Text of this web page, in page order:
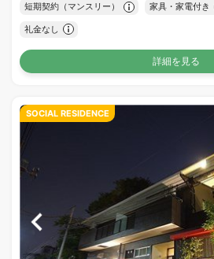
短期契約（マンスリー） 家具・家電付き
礼金なし
詳細を見る
SOCIAL RESIDENCE